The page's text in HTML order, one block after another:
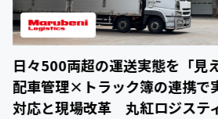
日々500両超の運送実態を「
配車管理×トラック簿の連携で
対応と現場改革 丸紅ロジステ